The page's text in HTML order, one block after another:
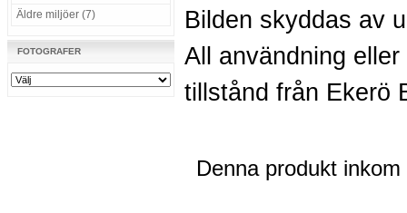
Äldre miljöer (7)
FOTOGRAFER
Bilden skyddas av
All användning
tillstånd från Ekerö
Denna produkt